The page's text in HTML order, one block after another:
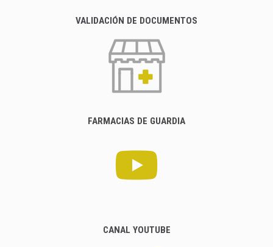
VALIDACIÓN DE DOCUMENTOS
FARMACIAS DE GUARDIA
CANAL YOUTUBE